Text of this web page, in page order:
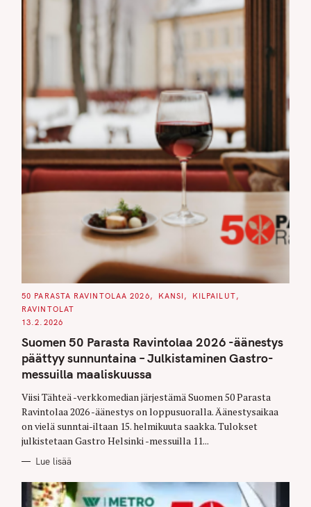
C
T
E
O
R
E
S
50 PARASTA RAVINTOLAA 2026 KANSI
KILPAILUT
RAVINTOLAT
13.2.2026
Suomen 50 Parasta Ravintolaa 2026 -äänestys
päättyy sunnuntaina – Julkistaminen Gastro-
messuilla maaliskuussa
Viisi Tähteä -verkkomedian järjestämä Suomen 50 Parasta
Ravintolaa 2026 -äänestys on loppusuoralla. Äänestysaikaa
on vielä sunntai-iltaan 15. helmikuuta saakka. Tulokset
julkistetaan Gastro Helsinki -messuilla 11...
Lue lisää